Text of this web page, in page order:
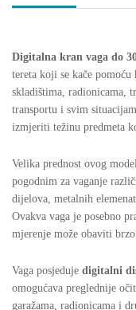
Digitalna kran vaga do
tereta koji se kače
skladištima, radionicama,
transportu i svim
izmjeriti težinu predmeta
Velika prednost ovog
pogodnim za vaganje
dijelova, metalnih
Ovakva vaga je posebno
mjerenje može obaviti
Vaga posjeduje digitalni
omogućava preglednije
garažama, radionicama i